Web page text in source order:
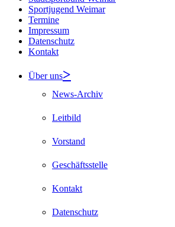
Sportjugend Weimar
Termine
Impressum
Datenschutz
Kontakt
Über uns
News-Archiv
Leitbild
Vorstand
Geschäftsstelle
Kontakt
Datenschutz